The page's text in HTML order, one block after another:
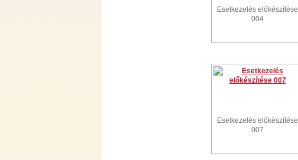
Esetkezelés előkészítése
004
Esetkezelés előkészítése
007